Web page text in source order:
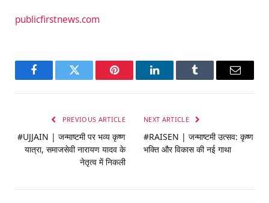
publicfirstnews.com
FacebookTwitter Pinterest LinkedInTumblr Email
PREVIOUS ARTICLE
#UJJAIN | जन्माष्टमी पर भव्य कृष्ण
यात्रा, समाजसेवी नारायण यादव के
नेतृत्व में निकली
NEXT ARTICLE
#RAISEN | जन्माष्टमी उत्सव: कृष्ण
भक्ति और विकास की नई गाथा